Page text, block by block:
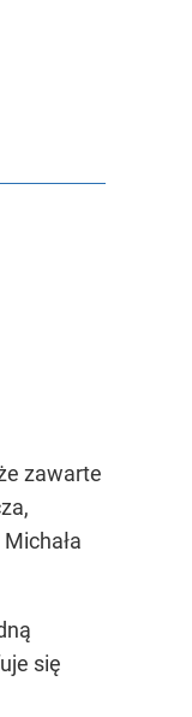
zawarte
się